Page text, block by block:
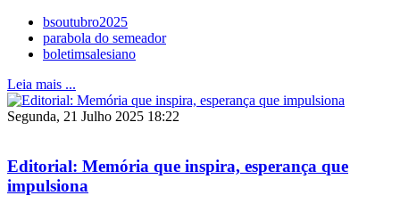
bsoutubro2025
parabola do semeador
boletimsalesiano
Leia mais ...
Segunda, 21 Julho 2025 18:22
Editorial: Memória que inspira, esperança que
impulsiona